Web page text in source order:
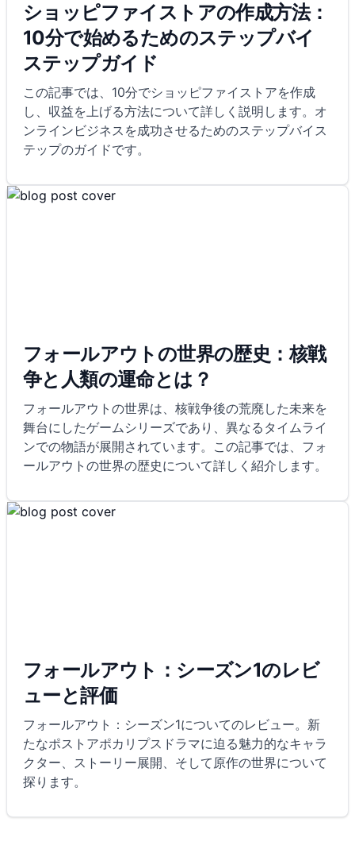
ショッピファイストアの作成方法：
10分で始めるためのステップバイ
ステップガイド
この記事では、10分でショッピファイストアを作成
し、収益を上げる方法について詳しく説明します。オ
ンラインビジネスを成功させるためのステップバイス
テップのガイドです。
フォールアウトの世界の歴史：核戦
争と人類の運命とは？
フォールアウトの世界は、核戦争後の荒廃した未来を
舞台にしたゲームシリーズであり、異なるタイムライ
ンでの物語が展開されています。この記事では、フォ
ールアウトの世界の歴史について詳しく紹介します。
フォールアウト：シーズン1のレビ
ューと評価
フォールアウト：シーズン1についてのレビュー。新
たなポストアポカリプスドラマに迫る魅力的なキャラ
クター、ストーリー展開、そして原作の世界について
探ります。